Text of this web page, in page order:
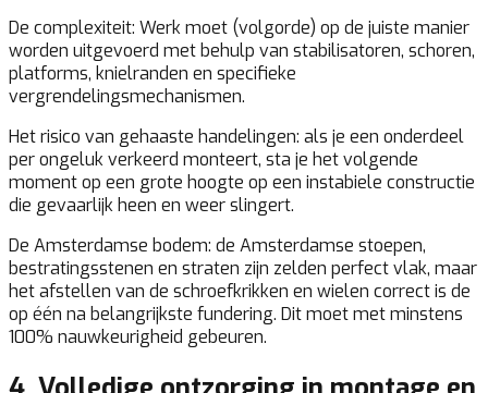
De complexiteit: Werk moet (volgorde) op de juiste manier
worden uitgevoerd met behulp van stabilisatoren, schoren,
platforms, knielranden en specifieke
vergrendelingsmechanismen.
Het risico van gehaaste handelingen: als je een onderdeel
per ongeluk verkeerd monteert, sta je het volgende
moment op een grote hoogte op een instabiele constructie
die gevaarlijk heen en weer slingert.
De Amsterdamse bodem: de Amsterdamse stoepen,
bestratingsstenen en straten zijn zelden perfect vlak, maar
het afstellen van de schroefkrikken en wielen correct is de
op één na belangrijkste fundering. Dit moet met minstens
100% nauwkeurigheid gebeuren.